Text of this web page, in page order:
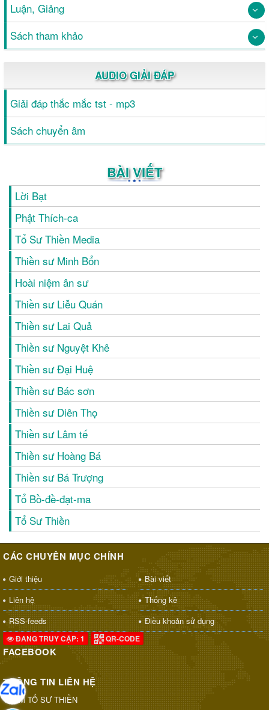
Luận, Giảng
Sách tham khảo
AUDIO GIẢI ĐÁP
Giải đáp thắc mắc tst - mp3
Sách chuyển âm
BÀI VIẾT
Lời Bạt
Phật Thích-ca
Tổ Sư Thiền Media
Thiền sư Minh Bổn
Hoài niệm ân sư
Thiền sư Liễu Quán
Thiền sư Lai Quả
Thiền sư Nguyệt Khê
Thiền sư Đại Huệ
Thiền sư Bác sơn
Thiền sư Diên Thọ
Thiền sư Lâm tế
Thiền sư Hoàng Bá
Thiền sư Bá Trượng
Tổ Bồ-đề-đạt-ma
Tổ Sư Thiền
CÁC CHUYÊN MỤC CHÍNH
Giới thiệu
Bài viết
Liên hệ
Thống kê
RSS-feeds
Điều khoản sử dụng
ĐANG TRUY CẬP: 1 QR-CODE
FACEBOOK
THÔNG TIN LIÊN HỆ
THAM TỔ SƯ THIỀN